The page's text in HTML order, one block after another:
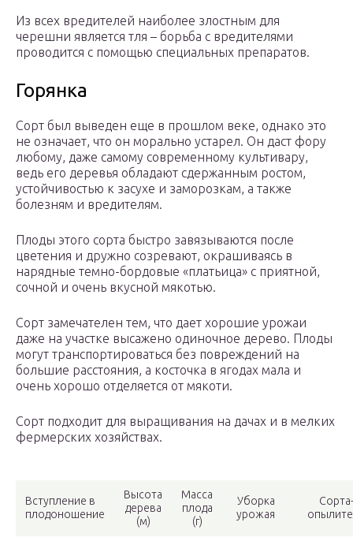
Из всех вредителей наиболее злостным для
черешни является тля – борьба с вредителями
проводится с помощью специальных препаратов.
Горянка
Сорт был выведен еще в прошлом веке, однако это
не означает, что он морально устарел. Он даст фору
любому, даже самому современному культивару,
ведь его деревья обладают сдержанным ростом,
устойчивостью к засухе и заморозкам, а также
болезням и вредителям.
Плоды этого сорта быстро завязываются после
цветения и дружно созревают, окрашиваясь в
нарядные темно-бордовые «платьица» с приятной,
сочной и очень вкусной мякотью.
Сорт замечателен тем, что дает хорошие урожаи
даже на участке высажено одиночное дерево. Плоды
могут транспортироваться без повреждений на
большие расстояния, а косточка в ягодах мала и
очень хорошо отделяется от мякоти.
Сорт подходит для выращивания на дачах и в мелких
фермерских хозяйствах.
Вступление в
плодоношение
Высота
дерева
(м)
Масса
плода
(г)
Уборка
урожая
Сорта-